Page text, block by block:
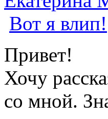
Вот я влип!
Привет!
Хочу
со мной.